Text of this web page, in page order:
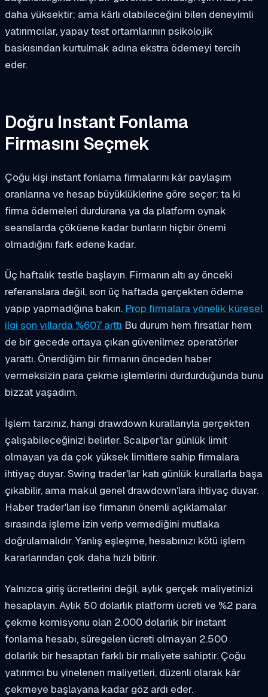
daha yüksektir; ama kârlı olabileceğini bilen deneyimli
yatırımcılar, yapay test ortamlarının psikolojik
baskısından kurtulmak adına ekstra ödemeyi tercih
eder.
Doğru Instant Fonlama
Firmasını Seçmek
Çoğu kişi instant fonlama firmalarını kâr paylaşım
oranlarına ve hesap büyüklüklerine göre seçer; ta ki
firma ödemeleri durdurana ya da platform oynak
seanslarda çöküene kadar bunların hiçbir önemi
olmadığını fark edene kadar.
Üç haftalık testle başlayın. Firmanın altı ay önceki
referanslara değil, son üç haftada gerçekten ödeme
yapıp yapmadığına bakın. Prop firmalara yönelik küresel
ilgi son yıllarda %607 arttı Bu durum hem fırsatlar hem
de bir gecede ortaya çıkan güvenilmez operatörler
yarattı. Önerdiğim bir firmanın önceden haber
vermeksizin para çekme işlemlerini durdurduğunda bunu
bizzat yaşadım.
İşlem tarzınız, hangi drawdown kurallarıyla gerçekten
çalışabileceğinizi belirler. Scalper'lar günlük limit
olmayan ya da çok yüksek limitlere sahip firmalara
ihtiyaç duyar. Swing trader'lar katı günlük kurallarla başa
çıkabilir, ama makul genel drawdown'lara ihtiyaç duyar.
Haber trader'ları ise firmanın önemli açıklamalar
sırasında işleme izin verip vermediğini mutlaka
doğrulamalıdır. Yanlış eşleşme, hesabınızı kötü işlem
kararlarından çok daha hızlı bitirir.
Yalnızca giriş ücretlerini değil, aylık gerçek maliyetinizi
hesaplayın. Aylık 50 dolarlık platform ücreti ve %2 para
çekme komisyonu olan 2.000 dolarlık bir instant
fonlama hesabı, süregelen ücreti olmayan 2.500
dolarlık bir hesaptan farklı bir maliyete sahiptir. Çoğu
yatırımcı bu yinelenen maliyetleri, düzenli olarak kâr
çekmeye başlayana kadar göz ardı eder.